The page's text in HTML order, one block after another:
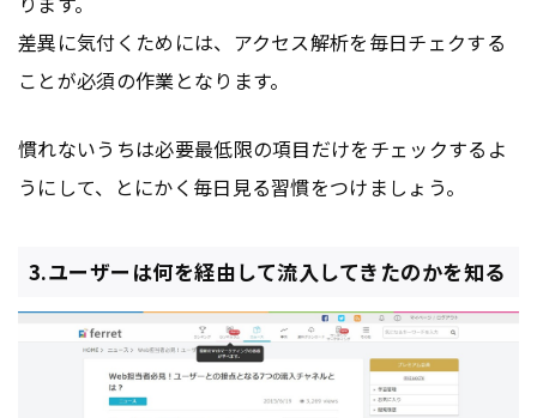
差異に気付くためには、アクセス解析を毎日チェクする
ことが必須の作業となります。
慣れないうちは必要最低限の項目だけをチェックするよ
うにして、とにかく毎日見る習慣をつけましょう。
3.ユーザーは何を経由して流入してきたのかを知る